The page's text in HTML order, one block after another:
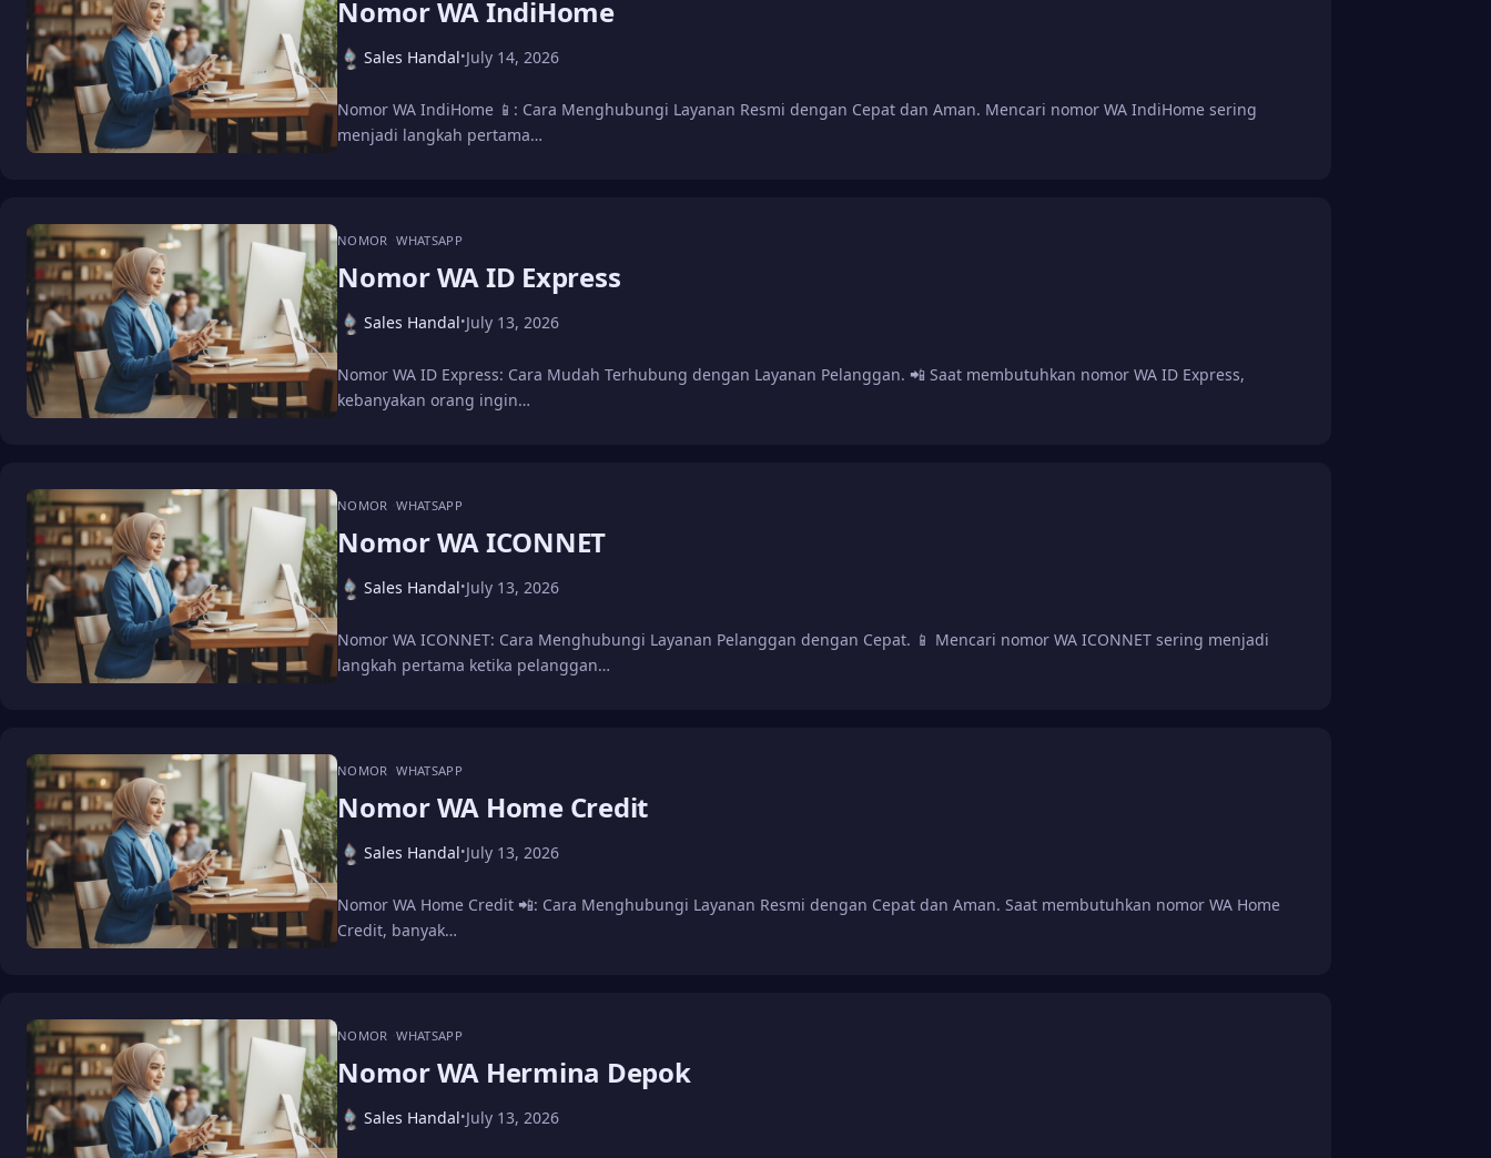
Nomor WA IndiHome
Sales Handal•July 14, 2026
Nomor WA IndiHome 📱: Cara Menghubungi Layanan Resmi dengan Cepat dan Aman. Mencari nomor WA IndiHome sering
menjadi langkah pertama…
NOMOR WHATSAPP
Nomor WA ID Express
Sales Handal•July 13, 2026
Nomor WA ID Express: Cara Mudah Terhubung dengan Layanan Pelanggan. 📲 Saat membutuhkan nomor WA ID Express,
kebanyakan orang ingin…
NOMOR WHATSAPP
Nomor WA ICONNET
Sales Handal•July 13, 2026
Nomor WA ICONNET: Cara Menghubungi Layanan Pelanggan dengan Cepat. 📱 Mencari nomor WA ICONNET sering menjadi
langkah pertama ketika pelanggan…
NOMOR WHATSAPP
Nomor WA Home Credit
Sales Handal•July 13, 2026
Nomor WA Home Credit 📲: Cara Menghubungi Layanan Resmi dengan Cepat dan Aman. Saat membutuhkan nomor WA Home
Credit, banyak…
NOMOR WHATSAPP
Nomor WA Hermina Depok
Sales Handal•July 13, 2026